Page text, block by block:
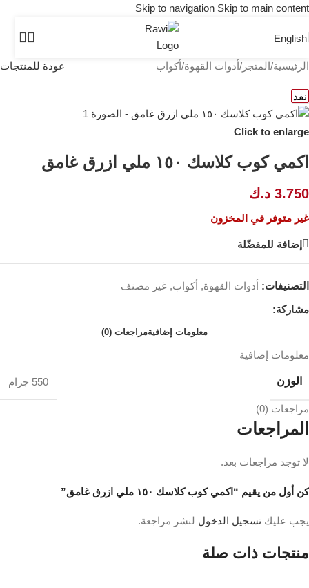
Skip to navigation Skip to main content
English
الرئيسية/المتجر /أدوات القهوة/أكواب عودة للمنتجات
نفد
Click to enlarge
اكمي كوب كلاسك ١٥٠ ملي ازرق غامق
3.750 د.ك
غير متوفر في المخزون
إضافة للمفضّلة
التصنيفات: أدوات القهوة, أكواب, غير مصنف
مشاركة:
معلومات إضافيةمراجعات (0)
معلومات إضافية
الوزن 550 جرام
مراجعات (0)
المراجعات
لا توجد مراجعات بعد.
كن أول من يقيم “اكمي كوب كلاسك ١٥٠ ملي ازرق غامق”
يجب عليك تسجيل الدخول لنشر مراجعة.
منتجات ذات صلة